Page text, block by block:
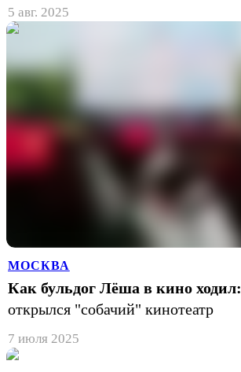
5 авг. 2025
МОСКВА
Как бульдог Лёша в кино ходил:
открылся "собачий" кинотеатр
7 июля 2025